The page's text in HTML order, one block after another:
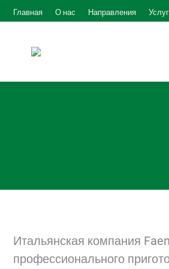
Главная О нас Направления
Итальянская компания
профессионального